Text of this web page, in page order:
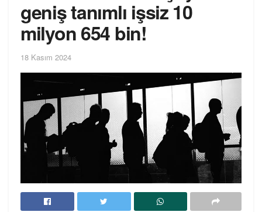
geniş tanımlı işsiz 10
milyon 654 bin!
18 Kasım 2024